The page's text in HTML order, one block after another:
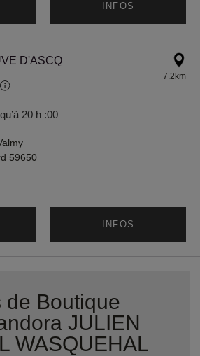
INFOS
D'ASCQ
20 h :00
7.2km
59650
INFOS
de Boutique
JULIEN
WASQUEHAL